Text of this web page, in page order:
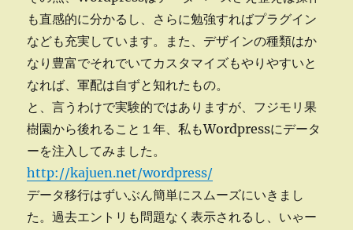
も直感的に分かるし、さらに勉強すればプラグイン
なども充実しています。また、デザインの種類はか
なり豊富でそれでいてカスタマイズもやりやすいと
なれば、軍配は自ずと知れたもの。
と、言うわけで実験的ではありますが、フジモリ果
樹園から後れること１年、私もWordpressにデータ
ーを注入してみました。
http://kajuen.net/wordpress/
データ移行はずいぶん簡単にスムーズにいきまし
た。過去エントリも問題なく表示されるし、いゃー